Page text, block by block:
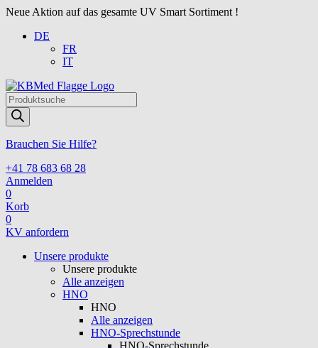
Neue Aktion auf das gesamte UV Smart Sortiment !
DE
FR
IT
Products
search
Brauchen Sie Hilfe?
+41 78 683 68 28
Anmelden
0
Korb
0
KV anfordern
Unsere produkte
Unsere produkte
Alle anzeigen
HNO
HNO
Alle anzeigen
HNO-Sprechstunde
HNO-Sprechstunde